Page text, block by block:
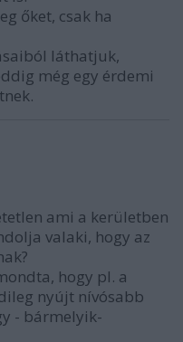
őket, csak ha
láthatjuk,
még egy érdemi
ami a kerületben
valaki, hogy az
hogy pl. a
nyújt nívósabb
- bármelyik-